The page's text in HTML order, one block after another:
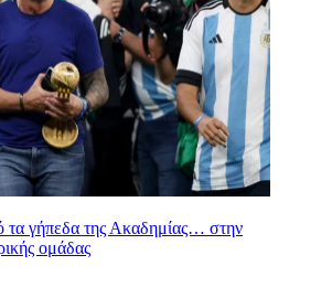
γήπεδα της Ακαδημίας… στην
ομάδας